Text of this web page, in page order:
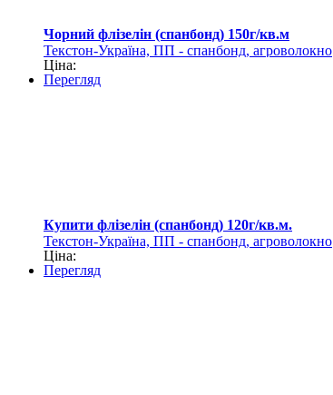
Чорний флізелін (спанбонд) 150г/кв.м
Текстон-Україна, ПП - спанбонд, агроволокно
Ціна:
Перегляд
Купити флізелін (спанбонд) 120г/кв.м.
Текстон-Україна, ПП - спанбонд, агроволокно
Ціна:
Перегляд